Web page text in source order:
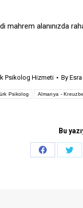
alanınızda
Psikolog Hizmeti By
Psikolog Almanya -
Bu
Share